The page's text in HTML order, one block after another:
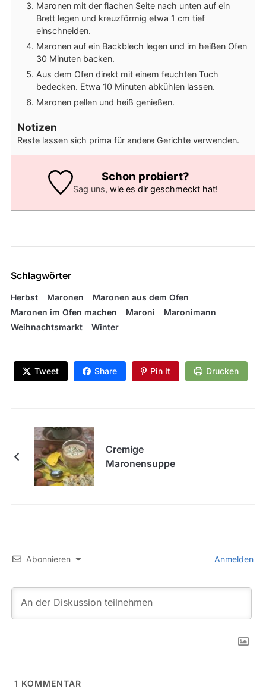
Maronen mit der flachen Seite nach unten auf ein
Brett legen und kreuzförmig etwa 1 cm tief
einschneiden.
Maronen auf ein Backblech legen und im heißen Ofen
30 Minuten backen.
Aus dem Ofen direkt mit einem feuchten Tuch
bedecken. Etwa 10 Minuten abkühlen lassen.
Maronen pellen und heiß genießen.
Notizen
Reste lassen sich prima für andere Gerichte verwenden.
Schon probiert?
Sag uns, wie es dir geschmeckt hat!
Schlagwörter
Herbst Maronen
Maronen aus dem Ofen
Maronen im Ofen machen
Maroni
Maronimann
Weihnachtsmarkt
Winter
Tweet Share Pin It Drucken
Cremige
Maronensuppe
Abonnieren Anmelden
1 KOMMENTAR